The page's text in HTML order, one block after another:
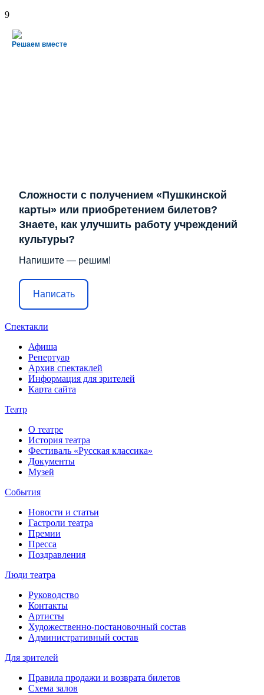
9
Решаем вместе
Сложности с получением «Пушкинской
карты» или приобретением билетов?
Знаете, как улучшить работу учреждений
культуры?
Напишите — решим!
Написать
Спектакли
Афиша
Репертуар
Архив спектаклей
Информация для зрителей
Карта сайта
Театр
О театре
История театра
Фестиваль «Русская классика»
Документы
Музей
События
Новости и статьи
Гастроли театра
Премии
Пресса
Поздравления
Люди театра
Руководство
Контакты
Артисты
Художественно-постановочный состав
Административный состав
Для зрителей
Правила продажи и возврата билетов
Схема залов